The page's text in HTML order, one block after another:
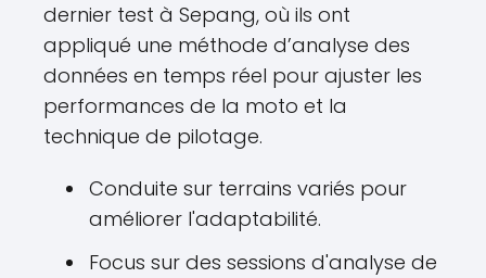
dernier test à Sepang, où ils ont
appliqué une méthode d’analyse des
données en temps réel pour ajuster les
performances de la moto et la
technique de pilotage.
Conduite sur terrains variés pour
améliorer l'adaptabilité.
Focus sur des sessions d'analyse de